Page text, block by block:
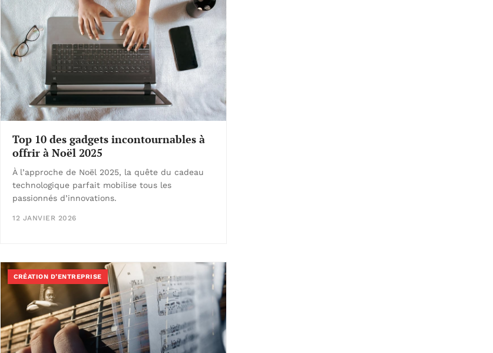
Top 10 des gadgets incontournables à
offrir à Noël 2025
À l’approche de Noël 2025, la quête du cadeau
technologique parfait mobilise tous les
passionnés d’innovations.
12 JANVIER 2026
CRÉATION D’ENTREPRISE